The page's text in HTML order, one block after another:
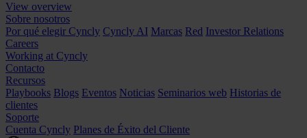
View overview
Sobre nosotros
Por qué elegir Cyncly Cyncly AI Marcas Red Investor Relations
Careers
Working at Cyncly
Contacto
Recursos
Playbooks Blogs Eventos Noticias Seminarios web Historias de
clientes
Soporte
Cuenta Cyncly Planes de Éxito del Cliente